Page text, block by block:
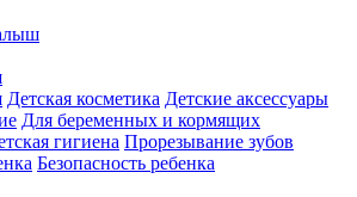
Детская косметика Детские аксессуары
Для беременных и кормящих
гигиена Прорезывание зубов
Безопасность ребенка